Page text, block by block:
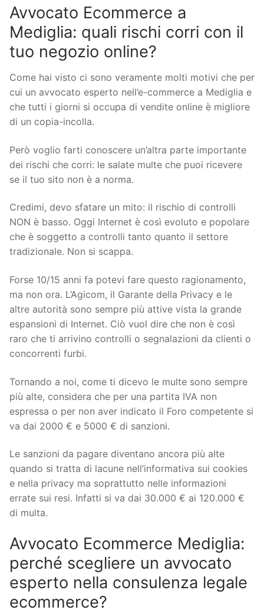
Avvocato Ecommerce a
Mediglia: quali rischi corri con il
tuo negozio online?
Come hai visto ci sono veramente molti motivi che per
cui un avvocato esperto nell’e-commerce a Mediglia e
che tutti i giorni si occupa di vendite online è migliore
di un copia-incolla.
Però voglio farti conoscere un’altra parte importante
dei rischi che corri: le salate multe che puoi ricevere
se il tuo sito non è a norma.
Credimi, devo sfatare un mito: il rischio di controlli
NON è basso. Oggi Internet è così evoluto e popolare
che è soggetto a controlli tanto quanto il settore
tradizionale. Non si scappa.
Forse 10/15 anni fa potevi fare questo ragionamento,
ma non ora. L’Agicom, il Garante della Privacy e le
altre autorità sono sempre più attive vista la grande
espansioni di Internet. Ciò vuol dire che non è così
raro che ti arrivino controlli o segnalazioni da clienti o
concorrenti furbi.
Tornando a noi, come ti dicevo le multe sono sempre
più alte, considera che per una partita IVA non
espressa o per non aver indicato il Foro competente si
va dai 2000 € e 5000 € di sanzioni.
Le sanzioni da pagare diventano ancora più alte
quando si tratta di lacune nell’informativa sui cookies
e nella privacy ma soprattutto nelle informazioni
errate sui resi. Infatti si va dai 30.000 € ai 120.000 €
di multa.
Avvocato Ecommerce Mediglia:
perché scegliere un avvocato
esperto nella consulenza legale
ecommerce?